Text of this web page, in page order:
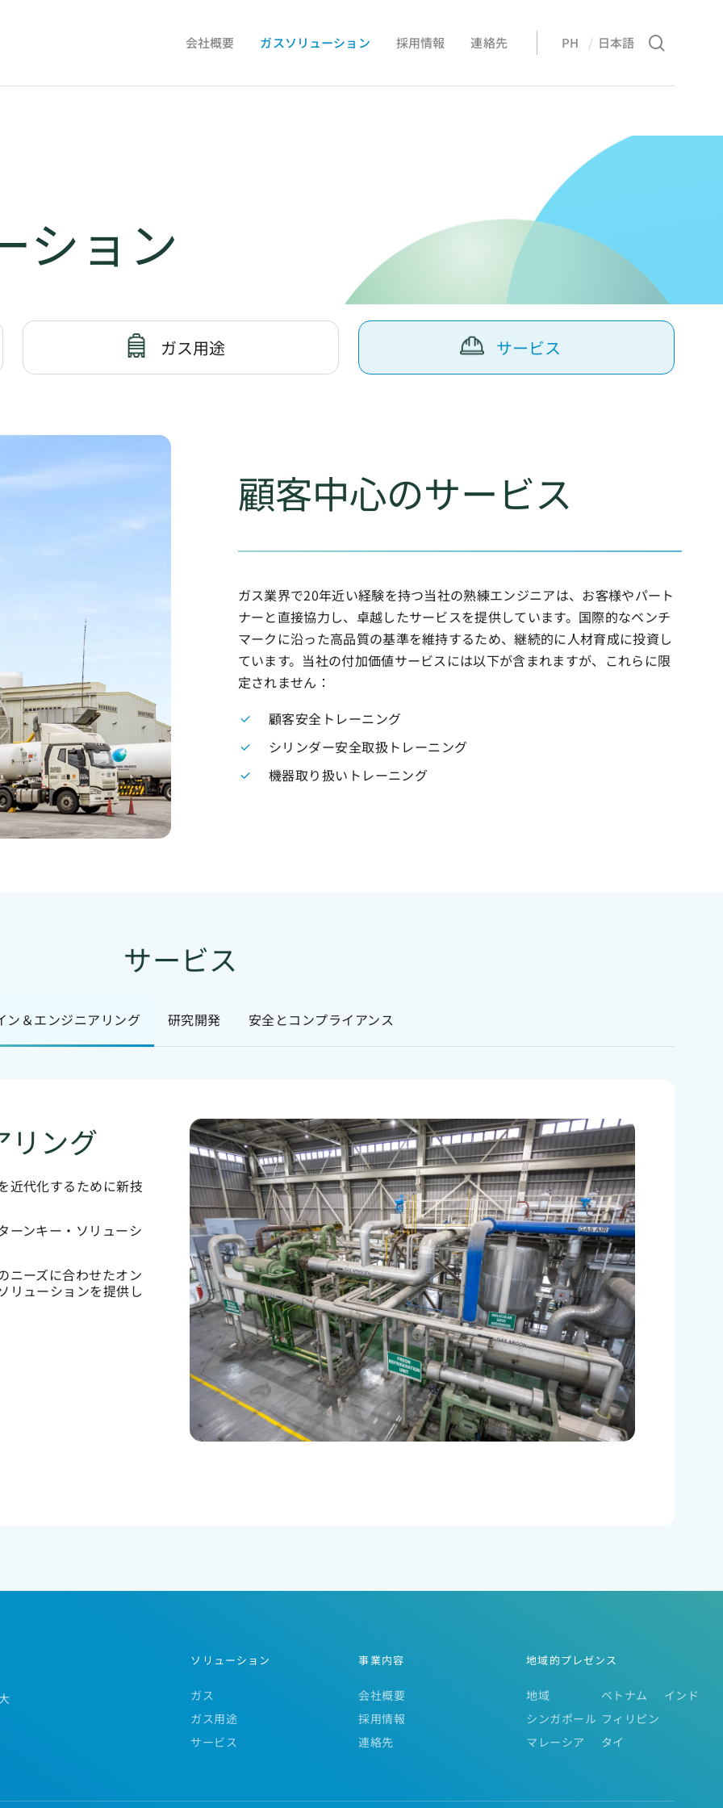
会社概要 ガスソリューション 採用情報 連絡先 PH 日本語
ション
ガス用途 サービス
顧客中心のサービス
ガス業界で20年近い経験を持つ当社の熟練エンジニアは、お客様やパート
ナーと直接協力し、卓越したサービスを提供しています。国際的なベンチ
マークに沿った高品質の基準を維持するため、継続的に人材育成に投資し
ています。当社の付加価値サービスには以下が含まれますが、これらに限
定されません：
顧客安全トレーニング
シリンダー安全取扱トレーニング
機器取り扱いトレーニング
サービス
ン＆エンジニアリング 研究開発 安全とコンプライアンス
リング
近代化するために新技
ーンキー・ソリューシ
ニーズに合わせたオン
リューションを提供し
ソリューション
ガス
ガス用途
サービス
事業内容
会社概要
採用情報
連絡先
地域的プレゼンス
地域
シンガポール
マレーシア
ベトナム
フィリピン
タイ
インド